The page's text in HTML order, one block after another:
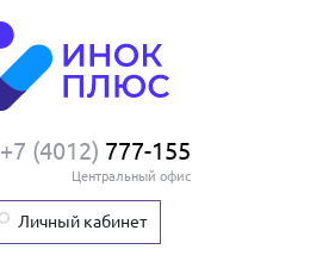
+7 (4012) 777-155
Центральный офис
Личный кабинет